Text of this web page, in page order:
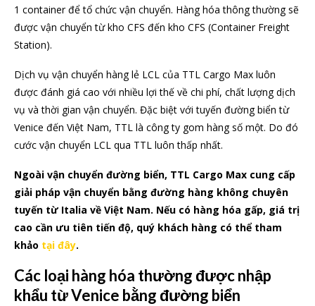
1 container để tổ chức vận chuyển. Hàng hóa thông thường sẽ
được vận chuyển từ kho CFS đến kho CFS (Container Freight
Station).
Dịch vụ vận chuyển hàng lẻ LCL của TTL Cargo Max luôn
được đánh giá cao với nhiều lợi thế về chi phí, chất lượng dịch
vụ và thời gian vận chuyển. Đặc biệt với tuyến đường biển từ
Venice đến Việt Nam, TTL là công ty gom hàng số một. Do đó
cước vận chuyển LCL qua TTL luôn thấp nhất.
Ngoài vận chuyển đường biển, TTL Cargo Max cung cấp
giải pháp vận chuyển bằng đường hàng không chuyên
tuyến từ Italia về Việt Nam. Nếu có hàng hóa gấp, giá trị
cao cần ưu tiên tiến độ, quý khách hàng có thể tham
khảo tại đây.
Các loại hàng hóa thường được nhập
khẩu từ Venice bằng đường biển